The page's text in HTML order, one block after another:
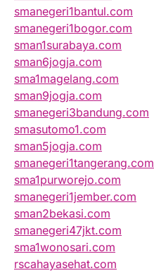
smanegeri1bantul.com
smanegeri1bogor.com
sman1surabaya.com
sman6jogja.com
sma1magelang.com
sman9jogja.com
smanegeri3bandung.com
smasutomo1.com
sman5jogja.com
smanegeri1tangerang.com
sma1purworejo.com
smanegeri1jember.com
sman2bekasi.com
smanegeri47jkt.com
sma1wonosari.com
rscahayasehat.com